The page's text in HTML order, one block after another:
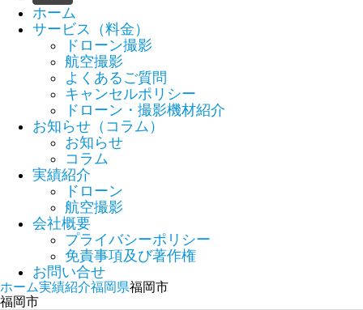
ホーム
サービス（料金）
ドローン撮影
航空撮影
よくあるご質問
キャンセルポリシー
ドローン・撮影機材紹介
お知らせ（コラム）
お知らせ
コラム
実績紹介
ドローン
航空撮影
会社概要
プライバシーポリシー
免責事項及び著作権
お問い合せ
ホーム実績紹介福岡県福岡市
福岡市